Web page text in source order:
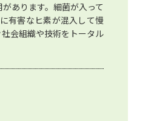
あります。細菌が入って
有害なヒ素が混入して慢
会組織や技術をトータル